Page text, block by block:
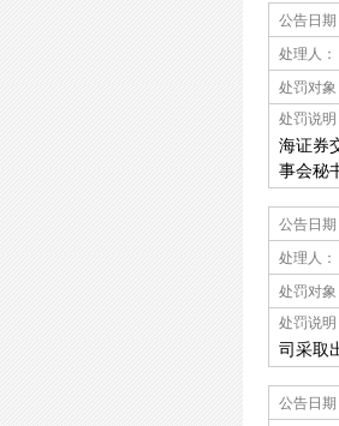
公告日期
处理人：
处罚对象
处罚说明
海证券
事会秘
公告日期
处理人：
处罚对象
处罚说明
司采取
公告日期